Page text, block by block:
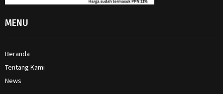
MENU
Beranda
Tentang Kami
News